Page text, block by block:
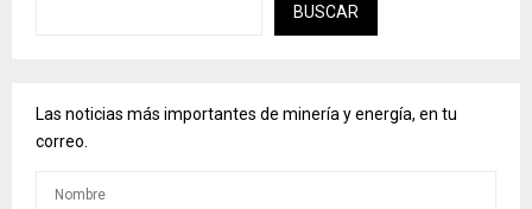
BUSCAR
Las noticias más importantes de minería y energía, en tu
correo.